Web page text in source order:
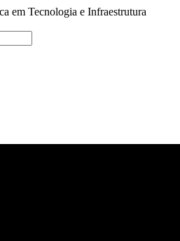
em Tecnologia e Infraestrutura